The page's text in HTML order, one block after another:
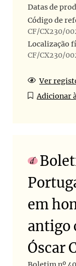
Datas de
Código de
CF/CX230/
Localização
CF/CX230/
Ver
Adicionar
em
antigo
Óscar